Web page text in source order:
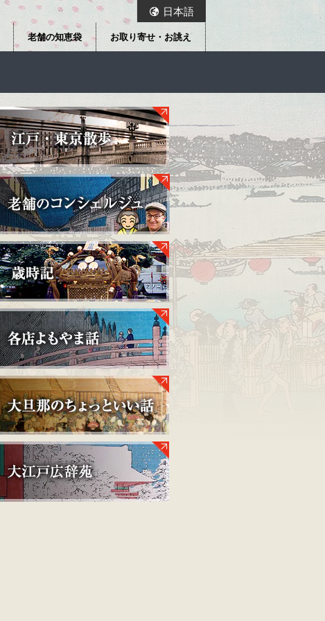
日本語
老舗の知恵袋 お取り寄せ・お誂え